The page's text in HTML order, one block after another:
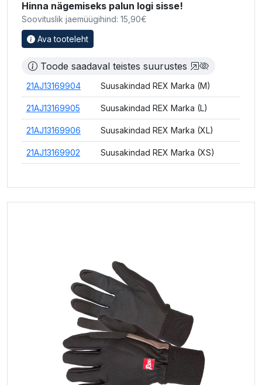
Hinna nägemiseks palun logi sisse!
Soovituslik jaemüügihind: 15,90€
Ava tooteleht
Toode saadaval teistes suurustes
21AJ13169904 Suusakindad REX Marka (M)
21AJ13169905 Suusakindad REX Marka (L)
21AJ13169906 Suusakindad REX Marka (XL)
21AJ13169902 Suusakindad REX Marka (XS)